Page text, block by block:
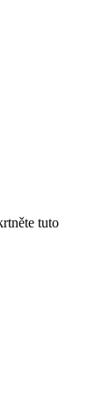
tuto